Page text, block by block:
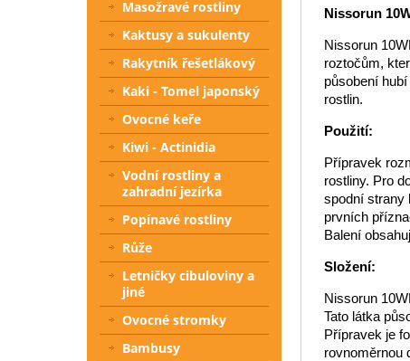
Nissorun
Nissorun
roztočům,
působení
rostlin.
Použití:
Přípravek
rostliny. Pro
spodní strany
prvních
Balení
Složení:
Nissorun
Tato látka
Přípravek je
rovnoměrnou
Masožravé rostliny
Kaktusy a sukulenty
Rakytník řešetlákový
Kaki - Tomel japonský
Ovocné keře
Kiwi - Actinidia
Vodní rostliny a
zahradní jezírka
Popínavé rostliny
Růže
Letničky cibuloviny a
jiné
Ovocné stromky
Bambusy